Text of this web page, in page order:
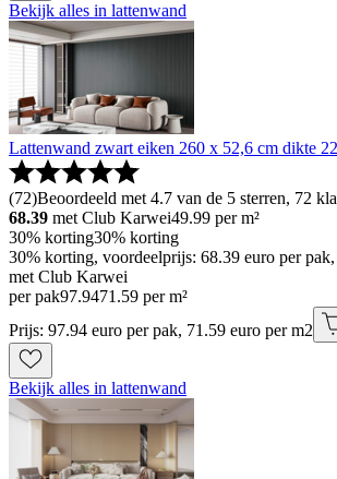
Bekijk alles in lattenwand
Lattenwand zwart eiken 260 x 52,6 cm dikte
(72)Beoordeeld met 4.7 van de 5 sterren, 72
68.39 met Club Karwei49.99 per m²
30% korting30% korting
30% korting, voordeelprijs: 68.39 euro per
met Club Karwei
per pak97.9471.59 per m²
Prijs: 97.94 euro per pak, 71.59 euro per m2
Bekijk alles in lattenwand